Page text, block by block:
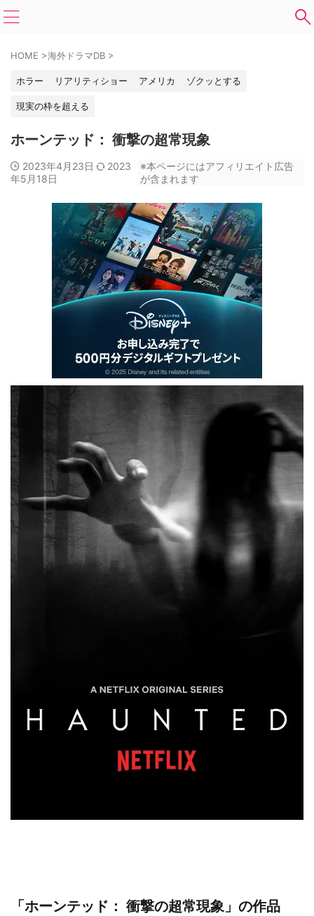
HOME >海外ドラマDB >
ホラー リアリティショー アメリカ ゾクッとする
現実の枠を超える
ホーンテッド： 衝撃の超常現象
2023年4月23日
2023
年5月18日
※本ページにはアフィリエイト広告
が含まれます
「ホーンテッド： 衝撃の超常現象」の作品